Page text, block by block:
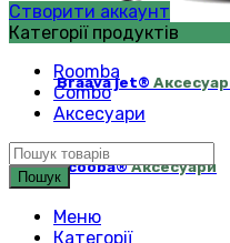
Braava jet®
Scooba®Аксесуари
Створити аккаунт
Категорії продуктів
Roomba
Combo
Аксесуари
Пошук
Меню
Категорії